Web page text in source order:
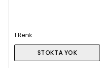
1 Renk
STOKTA YOK